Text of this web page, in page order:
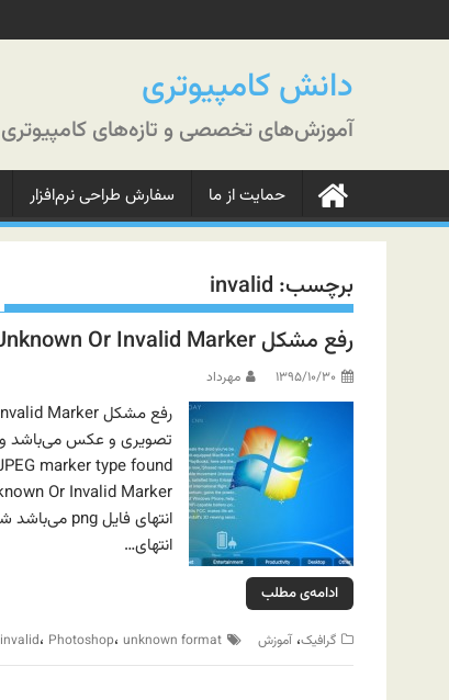
به
دانش کامپیوتری
آموزش‌های تخصصی و تازه‌های کامپیوتری
حمایت از ما سفارش طراحی نرم‌افزار
برچسب: invalid
رفع مشکل Unknown Or Invalid Marker در فتوشاپ
۱۳۹۵/۱۰/۳۰ مهرداد
انتهای…
ادامه‌ی مطلب
گرافیک،آموزش invalid، Photoshop، unknown format